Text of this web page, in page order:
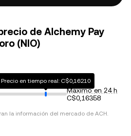
de Alchemy Pay
(NIO)
Precio en tiempo real: C$0,16210
Máximo en 24 h
C$0,16358
la información del mercado de ACH.